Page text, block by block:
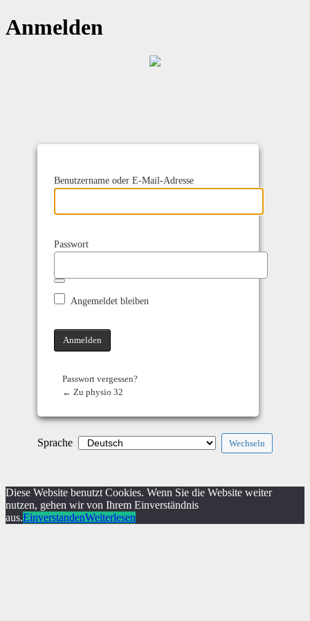
Anmelden
Benutzername oder E-Mail-Adresse
Passwort
Angemeldet bleiben
Passwort vergessen?
← Zu physio 32
Sprache
Diese Website benutzt Cookies. Wenn Sie die Website weiter
nutzen, gehen wir von Ihrem Einverständnis
aus.EinverstandenWeiterlesen